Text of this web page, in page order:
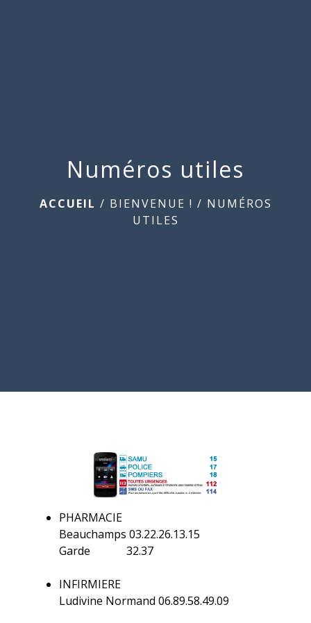
Numéros utiles
ACCUEIL / BIENVENUE ! / NUMÉROS
UTILES
PHARMACIE
Beauchamps 03.22.26.13.15
Garde 32.37
INFIRMIERE
Ludivine Normand 06.89.58.49.09